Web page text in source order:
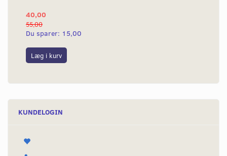
40,00
55,00
Du sparer: 15,00
Læg i kurv
KUNDELOGIN